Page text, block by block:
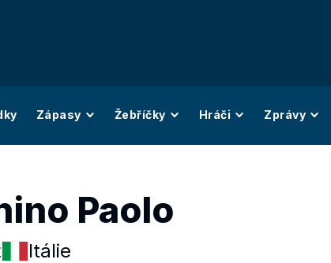
Zápasy Žebříčky Hráči Zprávy
Paolo
Itálie